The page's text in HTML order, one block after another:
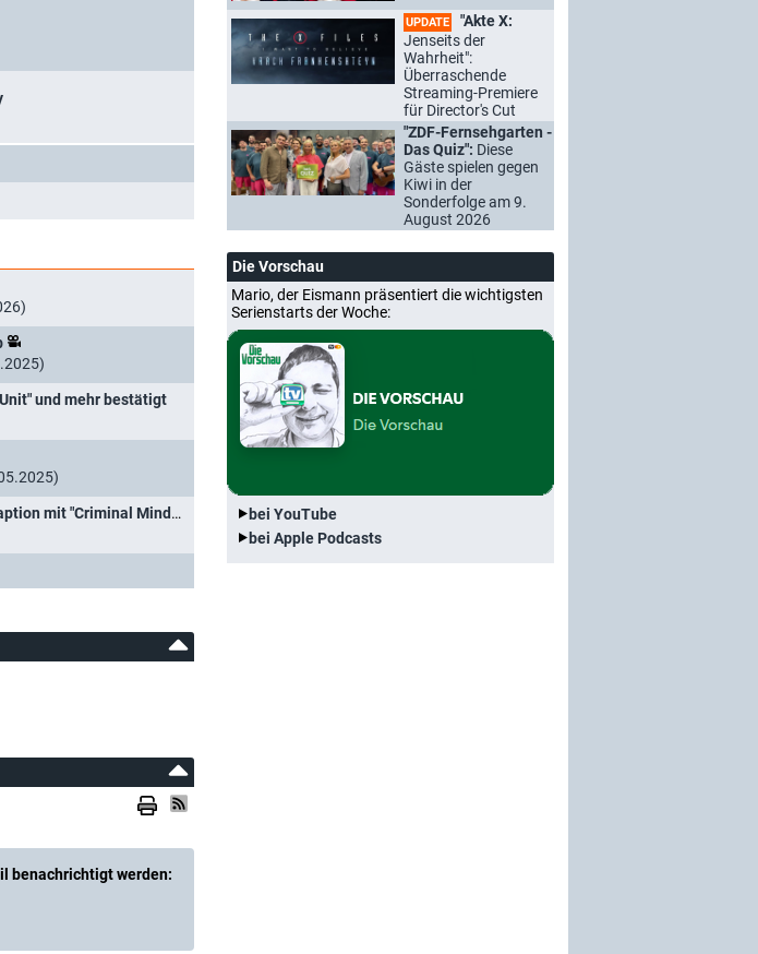
und mehr bestätigt
mit "Criminal Minds"-Star
benachrichtigt werden:
UPDATE
"Akte X:
Jenseits der
Wahrheit":
Überraschende
Streaming-Premiere
für Director's Cut
"ZDF-Fernsehgarten -
Das Quiz": Diese
Gäste spielen gegen
Kiwi in der
Sonderfolge am 9.
August 2026
Die Vorschau
Mario, der Eismann präsentiert die wichtigsten
Serienstarts der Woche:
bei YouTube
bei Apple Podcasts